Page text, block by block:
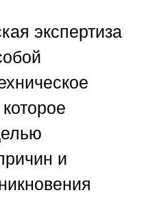
экспертиза
и